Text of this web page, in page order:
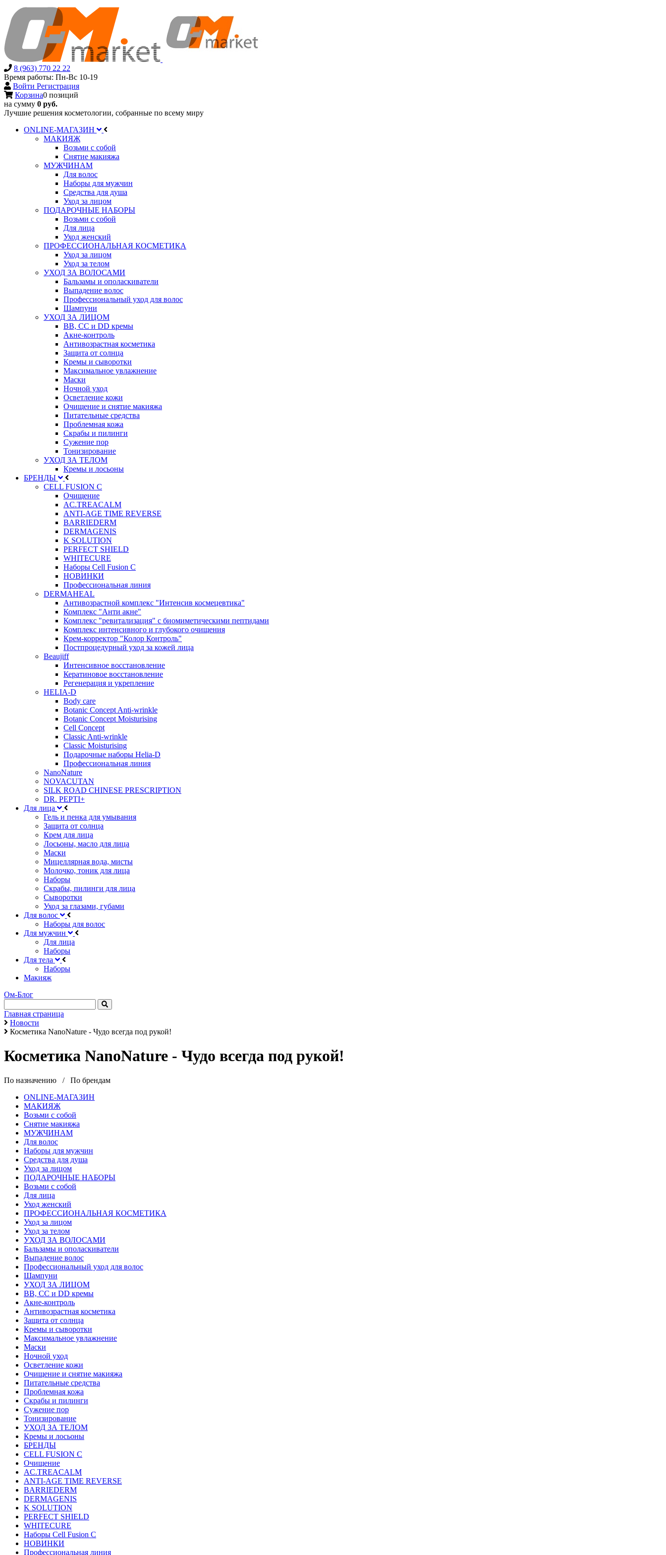
8 (963) 770 22 22
Время работы: Пн-Вс 10-19
Войти Регистрация
Корзина0 позиций
на сумму 0 руб.
Лучшие решения косметологии, собранные по всему миру
ONLINE-МАГАЗИН
МАКИЯЖ
Возьми с собой
Снятие макияжа
МУЖЧИНАМ
Для волос
Наборы для мужчин
Средства для душа
Уход за лицом
ПОДАРОЧНЫЕ НАБОРЫ
Возьми с собой
Для лица
Уход женский
ПРОФЕССИОНАЛЬНАЯ КОСМЕТИКА
Уход за лицом
Уход за телом
УХОД ЗА ВОЛОСАМИ
Бальзамы и ополаскиватели
Выпадение волос
Профессиональный уход для волос
Шампуни
УХОД ЗА ЛИЦОМ
BB, CC и DD кремы
Акне-контроль
Антивозрастная косметика
Защита от солнца
Кремы и сыворотки
Максимальное увлажнение
Маски
Ночной уход
Осветление кожи
Очищение и снятие макияжа
Питательные средства
Проблемная кожа
Скрабы и пилинги
Сужение пор
Тонизирование
УХОД ЗА ТЕЛОМ
Кремы и лосьоны
БРЕНДЫ
CELL FUSION C
Очищение
AC.TREACALM
ANTI-AGE TIME REVERSE
BARRIEDERM
DERMAGENIS
K SOLUTION
PERFECT SHIELD
WHITECURE
Наборы Cell Fusion C
НОВИНКИ
Профессиональная линия
DERMAHEAL
Антивозрастной комплекс "Интенсив космецевтика"
Комплекс "Анти акне"
Комплекс "ревитализация" с биомиметическими пептидами
Комплекс интенсивного и глубокого очищения
Крем-корректор "Колор Контроль"
Постпроцедурный уход за кожей лица
Beaujiff
Интенсивное восстановление
Кератиновое восстановление
Регенерация и укрепление
HELIA-D
Body care
Botanic Concept Anti-wrinkle
Botanic Concept Moisturising
Cell Concept
Classic Anti-wrinkle
Classic Moisturising
Подарочные наборы Helia-D
Профессиональная линия
NanoNature
NOVACUTAN
SILK ROAD CHINESE PRESCRIPTION
DR. PEPTI+
Для лица
Гель и пенка для умывания
Защита от солнца
Крем для лица
Лосьоны, масло для лица
Маски
Мицеллярная вода, мисты
Молочко, тоник для лица
Наборы
Скрабы, пилинги для лица
Сыворотки
Уход за глазами, губами
Для волос
Наборы для волос
Для мужчин
Для лица
Наборы
Для тела
Наборы
Макияж
Ом-Блог
Главная страница
Новости
Косметика NanoNature - Чудо всегда под рукой!
Косметика NanoNature - Чудо всегда под рукой!
По назначению / По брендам
ONLINE-МАГАЗИН
МАКИЯЖ
Возьми с собой
Снятие макияжа
МУЖЧИНАМ
Для волос
Наборы для мужчин
Средства для душа
Уход за лицом
ПОДАРОЧНЫЕ НАБОРЫ
Возьми с собой
Для лица
Уход женский
ПРОФЕССИОНАЛЬНАЯ КОСМЕТИКА
Уход за лицом
Уход за телом
УХОД ЗА ВОЛОСАМИ
Бальзамы и ополаскиватели
Выпадение волос
Профессиональный уход для волос
Шампуни
УХОД ЗА ЛИЦОМ
BB, CC и DD кремы
Акне-контроль
Антивозрастная косметика
Защита от солнца
Кремы и сыворотки
Максимальное увлажнение
Маски
Ночной уход
Осветление кожи
Очищение и снятие макияжа
Питательные средства
Проблемная кожа
Скрабы и пилинги
Сужение пор
Тонизирование
УХОД ЗА ТЕЛОМ
Кремы и лосьоны
БРЕНДЫ
CELL FUSION C
Очищение
AC.TREACALM
ANTI-AGE TIME REVERSE
BARRIEDERM
DERMAGENIS
K SOLUTION
PERFECT SHIELD
WHITECURE
Наборы Cell Fusion C
НОВИНКИ
Профессиональная линия